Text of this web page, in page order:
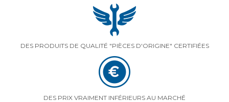
DES PRODUITS DE QUALITÉ "PIÈCES D'ORIGINE" CERTIFIÉES
DES PRIX VRAIMENT INFÉRIEURS AU MARCHÉ